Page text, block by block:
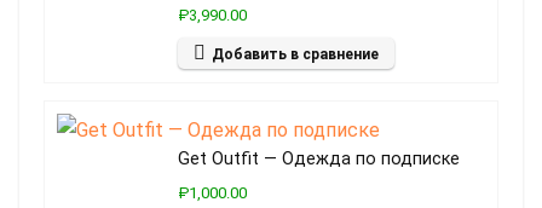
₽3,990.00
Добавить в сравнение
Get Outfit — Одежда по подписке
₽1,000.00